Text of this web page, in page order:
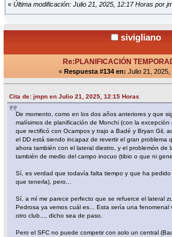
« Última modificación: Julio 21, 2025, 12:17 Horas por
sivigliano
Re:PLANIFICACIÓN
« Respuesta #134 en: Julio 21,
Cita de: jmpn en Julio 21, 2025, 12:15 Horas
De momento, como en los dos años anteriores y que
malísimos de planificación de Monchi (con la
que rectificó con Ocampos y trajo a Badé y Bryan Gil,
el DD está siendo incapaz de revertir el gran problema
ahora también con el lateral diestro, y el problemón de
también de medio del campo inocuo (tibio o que ni
Sí, es verdad que todavía falta tiempo y que ha
que tenerla), pero...
Sí, a mí me parece perfecto que se refuerce el lateral
Pedrosa ya vemos cuál es... Esta sería una
otro club..., dicho sea de paso.
Pero el SFC no puede competir con solo un central